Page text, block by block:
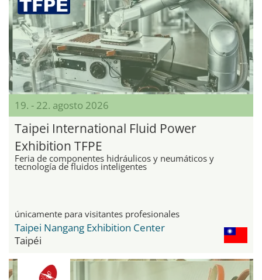
19. - 22. agosto 2026
Taipei International Fluid Power
Exhibition TFPE
Feria de componentes hidráulicos y neumáticos y
tecnología de fluidos inteligentes
únicamente para visitantes profesionales
Taipei Nangang Exhibition Center
Taipéi